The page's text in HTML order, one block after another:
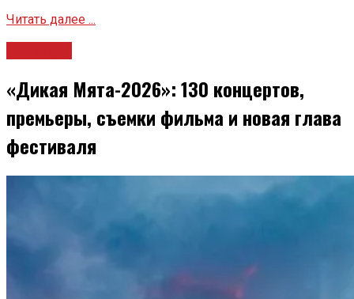
Читать далее ...
«Дикая Мята-2026»: 130 концертов,
премьеры, съемки фильма и новая глава
фестиваля